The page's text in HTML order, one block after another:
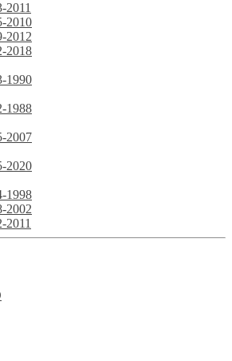
2011
2010
2012
2018
1990
1988
2007
2020
1998
2002
2011